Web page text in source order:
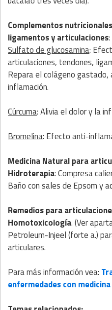
Complementos
ligamentos y articulaciones:
Sulfato de glucosamina:
articulaciones, tendones,
Repara el colágeno gastado,
inflamación.
Cúrcuma: Alivia el dolor y la
Bromelina: Efecto anti-
Medicina Naturalpara
Hidroterapia: Compresa
Baño con sales de Epsom y
Remedios para
Homotoxicología. (Ver
Petroleum-Injeel (forte a.)
articulares.
Para más información vea:
enfermedades con